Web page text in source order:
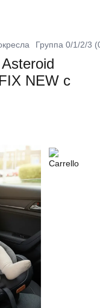
Группа 0/1/2/3
NEW c